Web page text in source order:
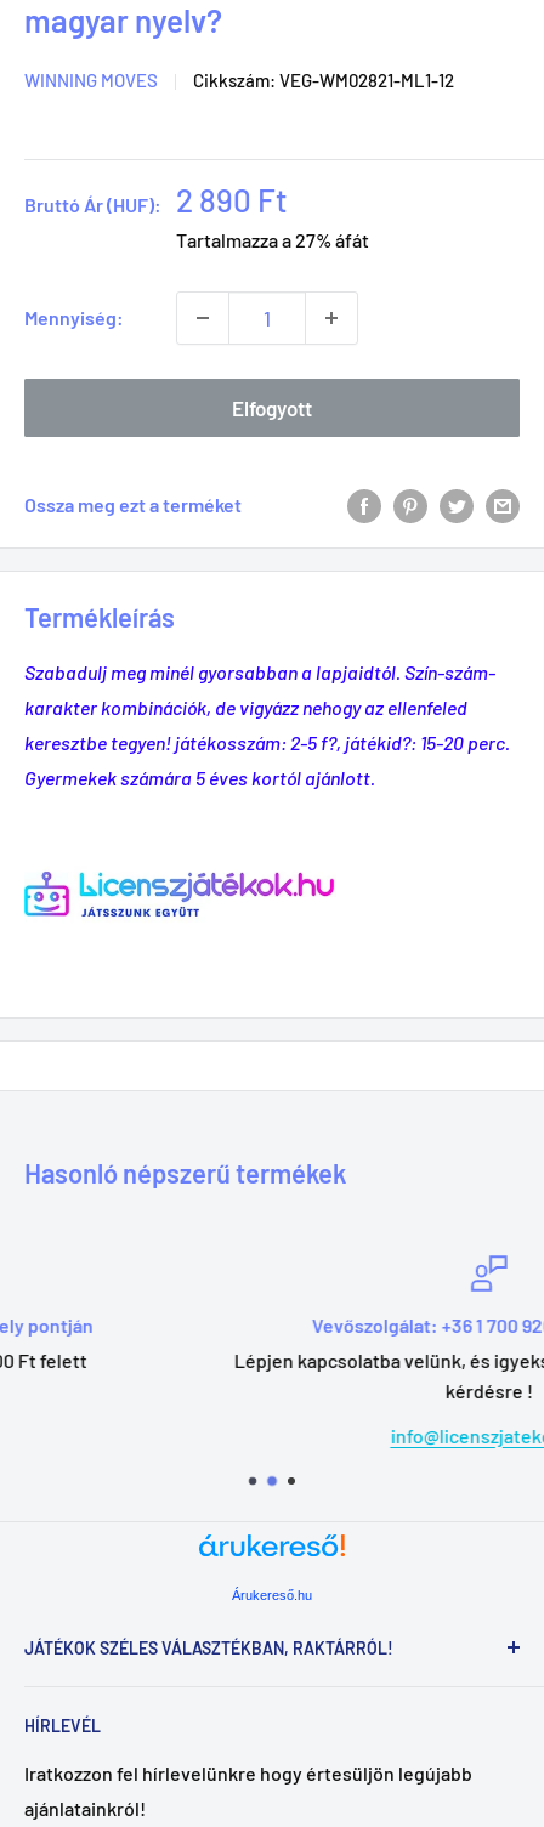
magyar nyelv?
WINNING MOVES Cikkszám: VEG-WM02821-ML1-12
Bruttó Ár (HUF): 2 890 Ft
Tartalmazza a 27% áfát
Mennyiség:
Elfogyott
Ossza meg ezt a terméket
Termékleírás
Szabadulj meg minél gyorsabban a lapjaidtól. Szín-szám-
karakter kombinációk, de vigyázz nehogy az ellenfeled
keresztbe tegyen! játékosszám: 2-5 f?, játékid?: 15-20 perc.
Gyermekek számára 5 éves kortól ajánlott.
Hasonló népszerű termékek
Vevőszolgálat: +36 1 700 9207 (H-P: 9-17h)
Lépjen kapcsolatba velünk, és igyekszünk válaszolni
info@licenszjatekok.hu
Árukereső.hu
JÁTÉKOK SZÉLES VÁLASZTÉKBAN, RAKTÁRRÓL!
Ön is unja a sorban állást az üzletekben? Vásároljon
játékot könnyen és egyszerűen, lányoknak és fiúknak
alicenszjatekok.hu
HÍRLEVÉL
Iratkozzon fel hírlevelünkre hogy értesüljön legújabb
ajánlatainkról!